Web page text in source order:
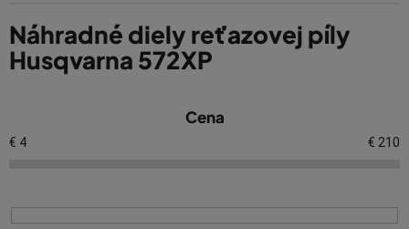
Náhradné diely reťazovej píly
Husqvarna 572XP
Cena
€ 4 € 210
p
p